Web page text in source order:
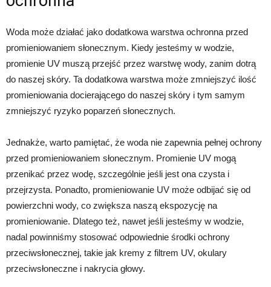
Woda może działać jako dodatkowa warstwa ochronna przed
promieniowaniem słonecznym. Kiedy jesteśmy w wodzie,
promienie UV muszą przejść przez warstwę wody, zanim dotrą
do naszej skóry. Ta dodatkowa warstwa może zmniejszyć ilość
promieniowania docierającego do naszej skóry i tym samym
zmniejszyć ryzyko poparzeń słonecznych.
Jednakże, warto pamiętać, że woda nie zapewnia pełnej ochrony
przed promieniowaniem słonecznym. Promienie UV mogą
przenikać przez wodę, szczególnie jeśli jest ona czysta i
przejrzysta. Ponadto, promieniowanie UV może odbijać się od
powierzchni wody, co zwiększa naszą ekspozycję na
promieniowanie. Dlatego też, nawet jeśli jesteśmy w wodzie,
nadal powinniśmy stosować odpowiednie środki ochrony
przeciwsłonecznej, takie jak kremy z filtrem UV, okulary
przeciwsłoneczne i nakrycia głowy.